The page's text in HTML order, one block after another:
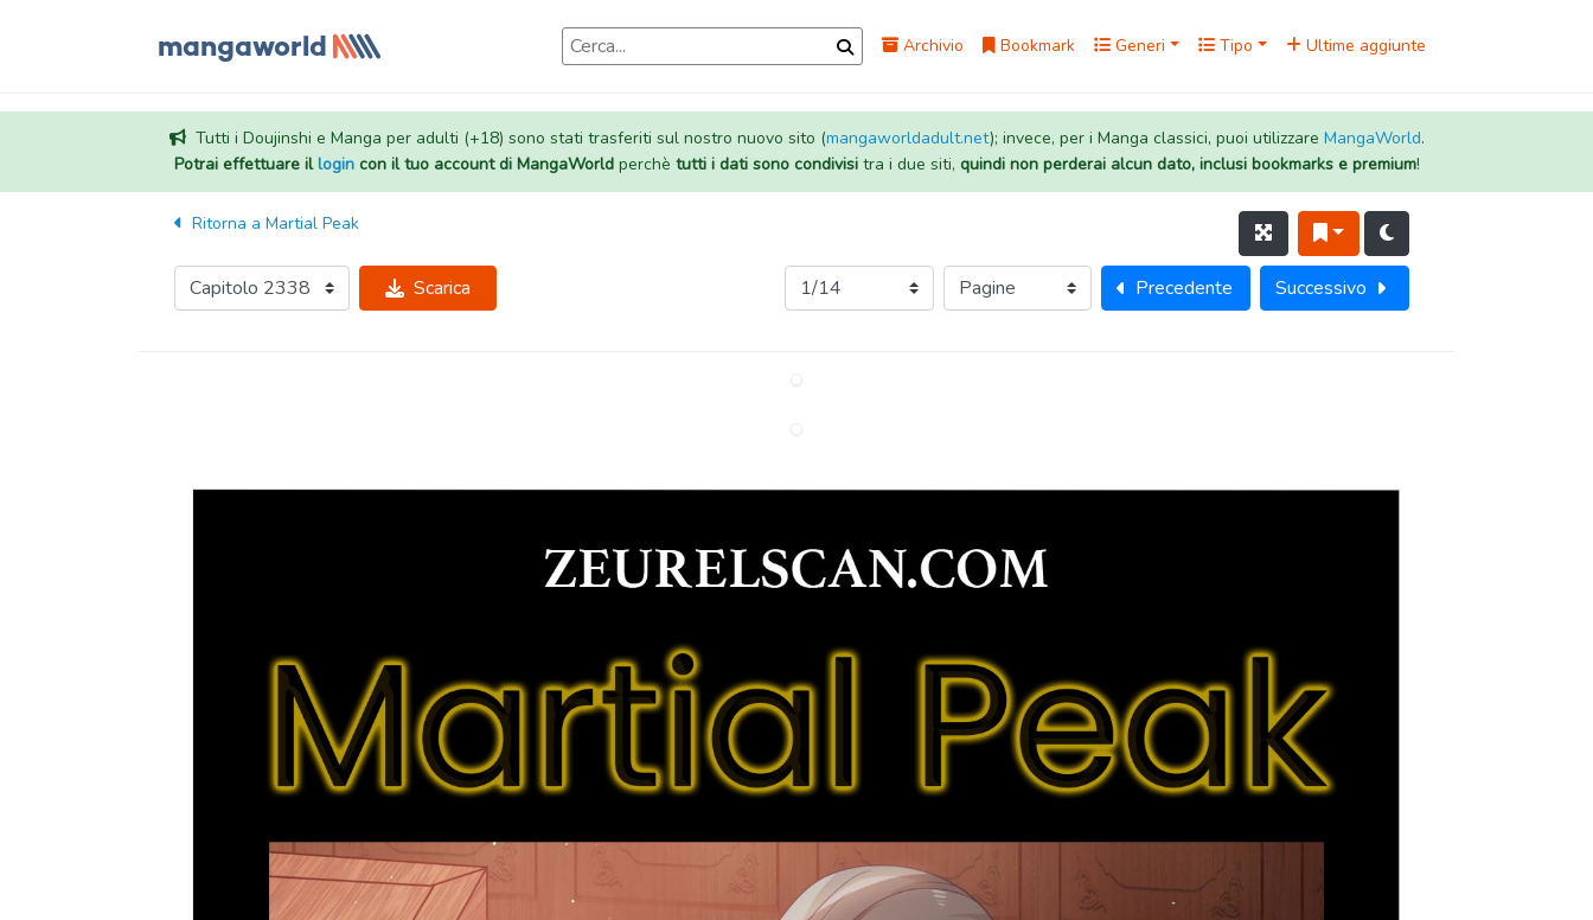
Archivio Bookmark Generi Tipo Ultime aggiunte
Tutti i Doujinshi e Manga per adulti (+18) sono stati trasferiti sul nostro nuovo sito (mangaworldadult.net); invece, per i Manga classici, puoi utilizzare MangaWorld.
Potrai effettuare illogincon il tuo account di MangaWorldperchè tutti i dati sono condivisitra i due siti, quindi non perderai alcun dato, inclusi bookmarks e premium!
Ritorna a Martial Peak
Scarica Precedente Successivo